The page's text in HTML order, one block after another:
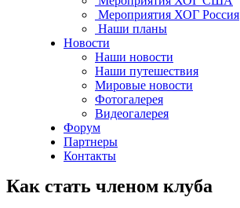
Мероприятия ХОГ Россия
Наши планы
Новости
Наши новости
Наши путешествия
Мировые новости
Фотогалерея
Видеогалерея
Форум
Партнеры
Контакты
Как стать членом клуба